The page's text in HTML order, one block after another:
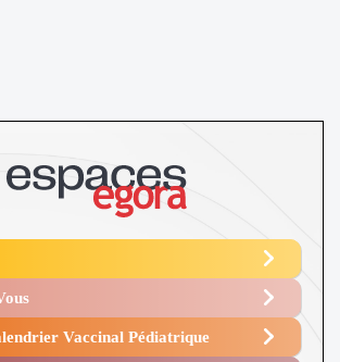
Vaccinal Pédiatrique